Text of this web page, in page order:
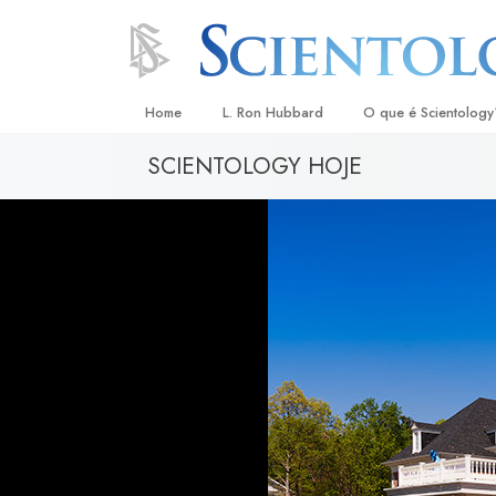
Home L. Ron Hubbard O que é
Dentro duma Igreja
Os Princípios
Uma Introdução a
SCIENTOLOGY HOJE